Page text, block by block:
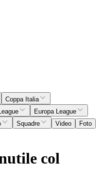
Coppa Italia
Europa League
Squadre Video
Foto
col